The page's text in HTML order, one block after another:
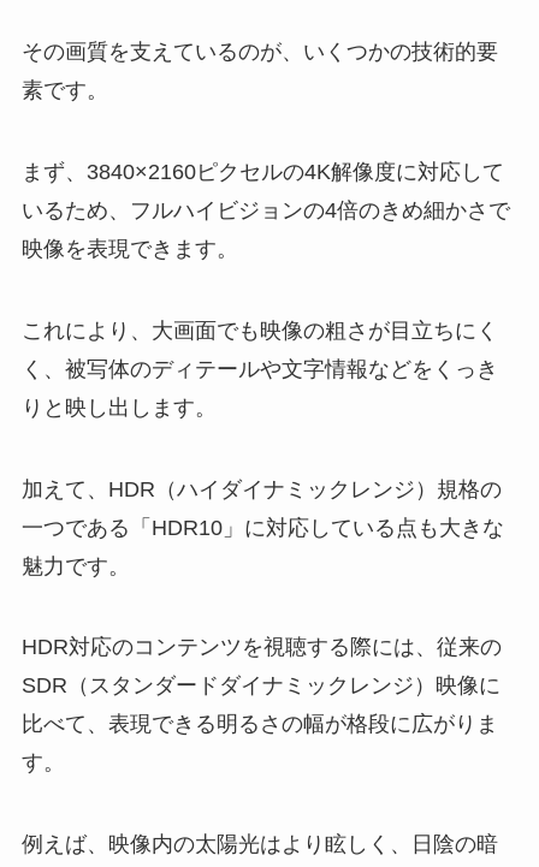
その画質を支えているのが、いくつかの技術的要
素です。
まず、3840×2160ピクセルの4K解像度に対応して
いるため、フルハイビジョンの4倍のきめ細かさで
映像を表現できます。
これにより、大画面でも映像の粗さが目立ちにく
く、被写体のディテールや文字情報などをくっき
りと映し出します。
加えて、HDR（ハイダイナミックレンジ）規格の
一つである「HDR10」に対応している点も大きな
魅力です。
HDR対応のコンテンツを視聴する際には、従来の
SDR（スタンダードダイナミックレンジ）映像に
比べて、表現できる明るさの幅が格段に広がりま
す。
例えば、映像内の太陽光はより眩しく、日陰の暗